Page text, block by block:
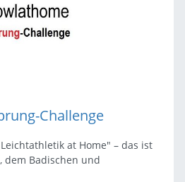
Challenge
at Home" – das ist
dem Badischen und